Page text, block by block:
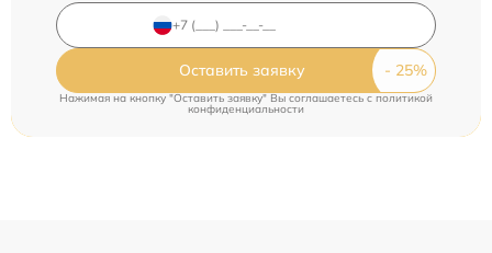
Оставить заявку
Нажимая на кнопку "Оставить заявку" Вы соглашаетесь cполитикой
конфиденциальности